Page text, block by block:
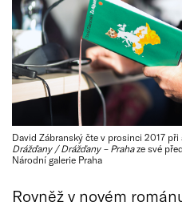
David Zábranský čte v prosinci 2017 při
Drážďany / Drážďany – Prahaze své
Národní galerie Praha
Rovněž v novém